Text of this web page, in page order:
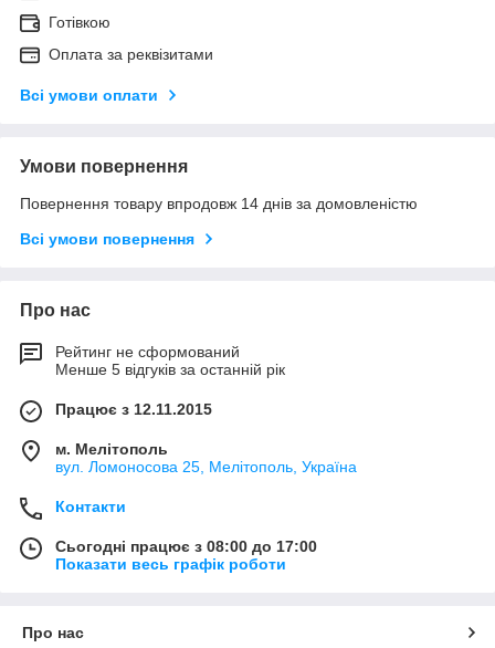
Готівкою
Оплата за реквізитами
Всі умови оплати
Умови повернення
Повернення товару впродовж 14 днів за домовленістю
Всі умови повернення
Про нас
Рейтинг не сформований
Менше 5 відгуків за останній рік
Працює з 12.11.2015
м. Мелітополь
вул. Ломоносова 25, Мелітополь, Україна
Контакти
Сьогодні працює з 08:00 до 17:00
Показати весь графік роботи
Про нас